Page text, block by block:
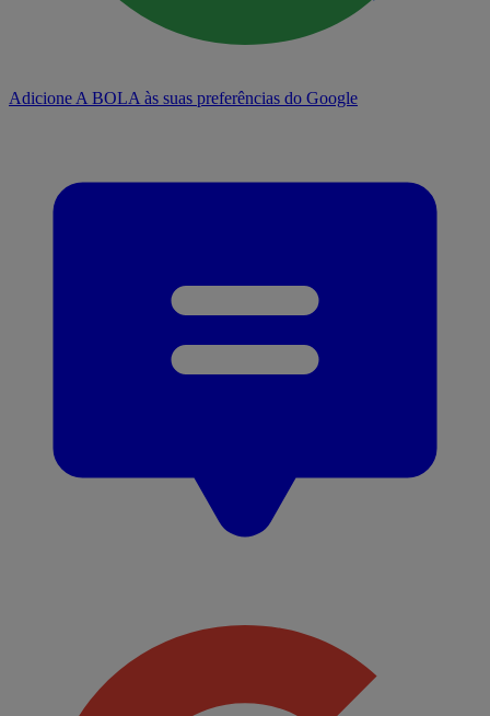
Adicione A BOLA às suas preferências do Google